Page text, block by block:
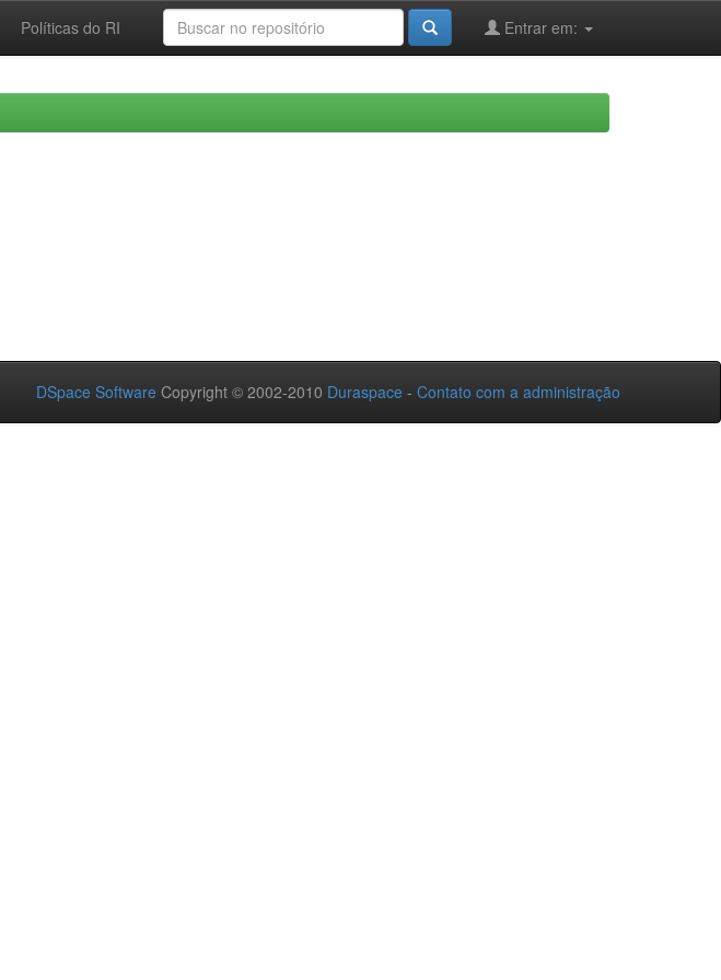
Políticas do RI Entrar em:
DSpace Software Copyright © 2002-2010 Duraspace - Contato com a administração